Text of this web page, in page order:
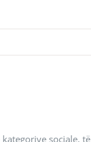
sociale,